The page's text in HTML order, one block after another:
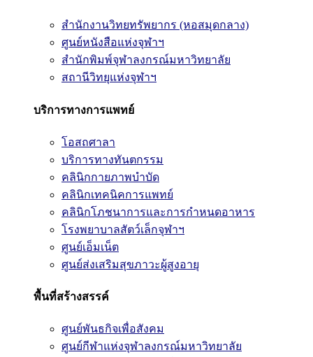
สำนักงานวิทยทรัพยากร (หอสมุดกลาง)
ศูนย์หนังสือแห่งจุฬาฯ
สำนักพิมพ์จุฬาลงกรณ์มหาวิทยาลัย
สถานีวิทยุแห่งจุฬาฯ
บริการทางการแพทย์
โอสถศาลา
บริการทางทันตกรรม
คลินิกกายภาพบำบัด
คลินิกเทคนิคการแพทย์
คลินิกโภชนาการและการกำหนดอาหาร
โรงพยาบาลสัตว์เล็กจุฬาฯ
ศูนย์เอ็มเน็ต
ศูนย์ส่งเสริมสุขภาวะผู้สูงอายุ
พื้นที่สร้างสรรค์
ศูนย์พันธกิจเพื่อสังคม
ศูนย์กีฬาแห่งจุฬาลงกรณ์มหาวิทยาลัย